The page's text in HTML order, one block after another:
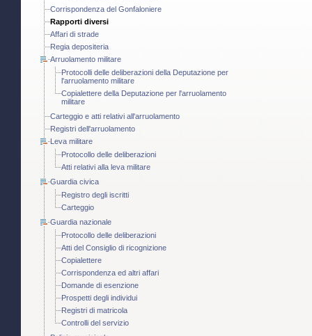
Corrispondenza del Gonfaloniere
Rapporti diversi
Affari di strade
Regia depositeria
Arruolamento militare
Protocolli delle deliberazioni della Deputazione per
l'arruolamento militare
Copialettere della Deputazione per l'arruolamento
militare
Carteggio e atti relativi all'arruolamento
Registri dell'arruolamento
Leva militare
Protocollo delle deliberazioni
Atti relativi alla leva militare
Guardia civica
Registro degli iscritti
Carteggio
Guardia nazionale
Protocollo delle deliberazioni
Atti del Consiglio di ricognizione
Copialettere
Corrispondenza ed altri affari
Domande di esenzione
Prospetti degli individui
Registri di matricola
Controlli del servizio